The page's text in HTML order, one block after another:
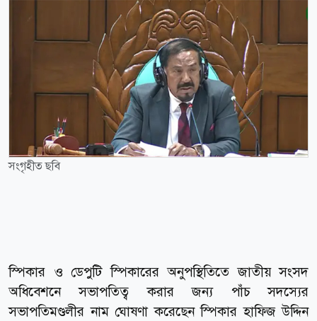
সংগৃহীত ছবি
স্পিকার ও ডেপুটি স্পিকারের অনুপস্থিতিতে জাতীয় সংসদ
অধিবেশনে সভাপতিত্ব করার জন্য পাঁচ সদস্যের
সভাপতিমণ্ডলীর নাম ঘোষণা করেছেন স্পিকার হাফিজ উদ্দিন